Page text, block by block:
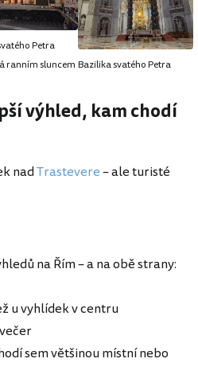
Petra
ranním sluncem Bazilika svatého Petra
výhled, kam chodí
nadTrastevere– ale turisté
na Řím – a na obě strany:
u vyhlídek v centru
sem většinou místní nebo